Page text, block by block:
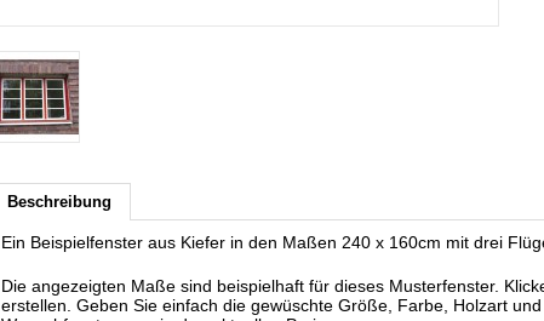
Beschreibung
Ein Beispielfenster aus Kiefer in den Maßen 240 x 160cm mit drei
Die angezeigten Maße sind beispielhaft für dieses Musterfenster.
erstellen. Geben Sie einfach die gewüschte Größe, Farbe, Holzart